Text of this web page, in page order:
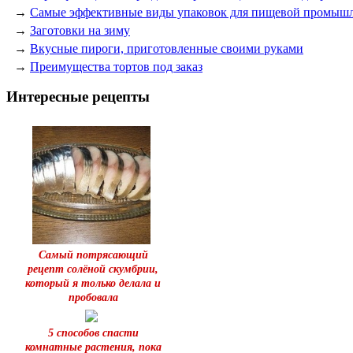
→ Самые эффективные виды упаковок для пищевой
→ Заготовки на зиму
→ Вкусные пироги, приготовленные своими руками
→ Преимущества тортов под заказ
Интересные рецепты
Самый потрясающий
рецепт солёной скумбрии,
который я только делала и
пробовала
5 способов спасти
комнатные растения, пока